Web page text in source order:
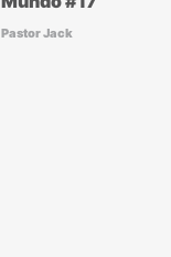
Pastor Jack